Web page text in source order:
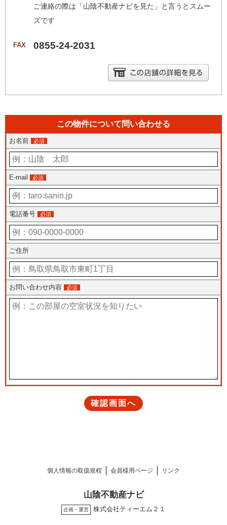
ご連絡の際は「山陰不動産ナビを見た」と言うとスムー
ズです
FAX 0855-24-2031
個人情報の取扱規程 会員様用ページ リンク
山陰不動産ナビ
企画・運営 株式会社ティーエム２１